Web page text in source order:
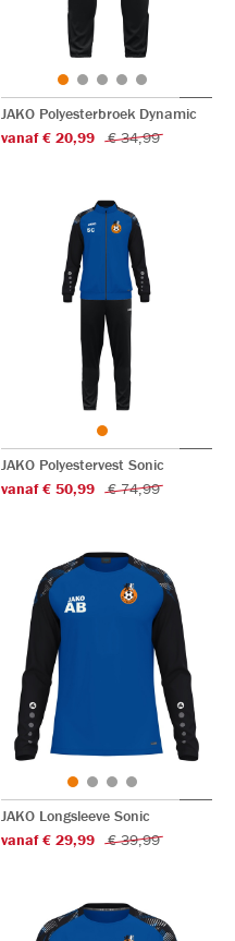
JAKO Polyesterbroek Dynamic
vanaf € 20,99
€ 34,99
JAKO Polyestervest Sonic
vanaf € 50,99
€ 74,99
JAKO Longsleeve Sonic
vanaf € 29,99
€ 39,99